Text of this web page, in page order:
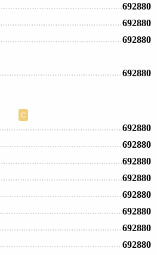
692880
692880
692880
692880
С
692880
692880
692880
692880
692880
692880
692880
692880